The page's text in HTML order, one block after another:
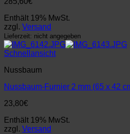
Enthält 19% MwSt.
zzgl. Versand
Lieferzeit: nicht angegeben
Schnellansicht
Nussbaum
Nussbaum-Furnier 2 mm (65 x 42
23,80€
Enthält 19% MwSt.
zzgl. Versand